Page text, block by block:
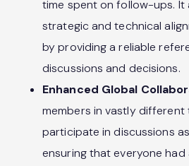
time spent on follow-ups.
strategic and technical
by providing a reliable
discussions and decisions.
Enhanced Global
members in vastly different
participate in discussions
ensuring that everyone